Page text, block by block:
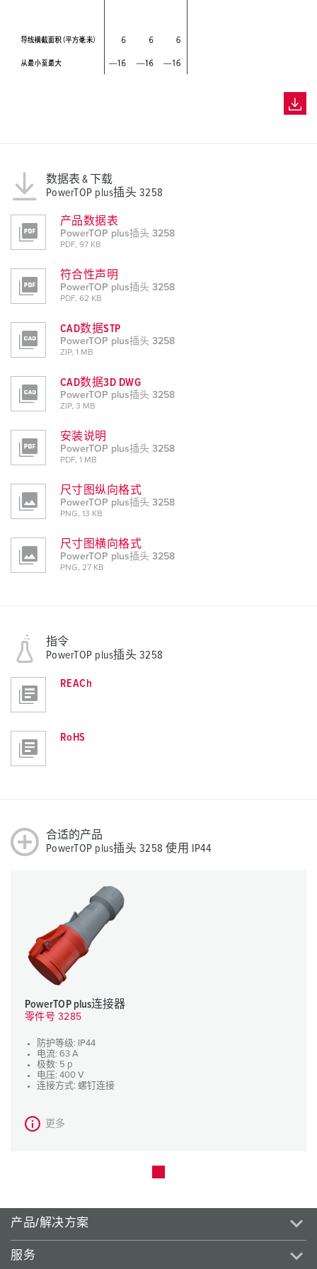
数据表 & 下载
PowerTOP plus插头 3258
产品数据表
PowerTOP plus插头 3258
PDF, 97 KB
符合性声明
PowerTOP plus插头 3258
PDF, 62 KB
CAD数据STP
PowerTOP plus插头 3258
ZIP, 1 MB
CAD数据3D DWG
PowerTOP plus插头 3258
ZIP, 3 MB
安装说明
PowerTOP plus插头 3258
PDF, 1 MB
尺寸图纵向格式
PowerTOP plus插头 3258
PNG, 13 KB
尺寸图横向格式
PowerTOP plus插头 3258
PNG, 27 KB
指令
PowerTOP plus插头 3258
REACh
RoHS
合适的产品
PowerTOP plus插头 3258 使用 IP44
PowerTOP plus连接器
零件号 3285
防护等级: IP44
电流: 63 A
极数: 5 p
电压: 400 V
连接方式: 螺钉连接
更多
产品/解决方案
服务